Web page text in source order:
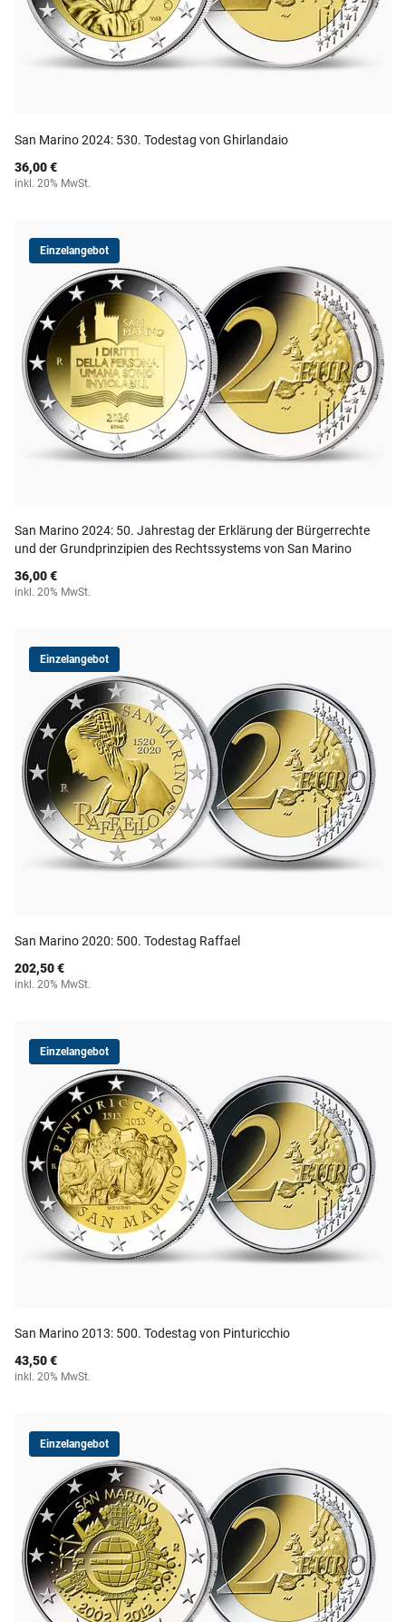
San Marino 2024: 530. Todestag von Ghirlandaio
36,00 €
inkl. 20% MwSt.
Einzelangebot
San Marino 2024: 50. Jahrestag der Erklärung der Bürgerrechte
und der Grundprinzipien des Rechtssystems von San Marino
36,00 €
inkl. 20% MwSt.
Einzelangebot
San Marino 2020: 500. Todestag Raffael
202,50 €
inkl. 20% MwSt.
Einzelangebot
San Marino 2013: 500. Todestag von Pinturicchio
43,50 €
inkl. 20% MwSt.
Einzelangebot